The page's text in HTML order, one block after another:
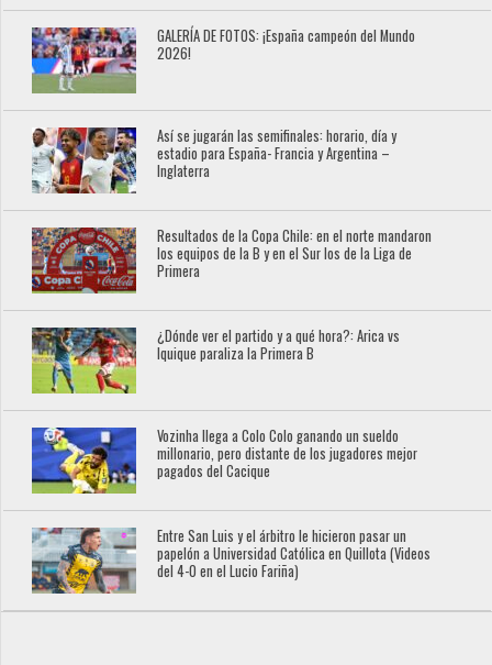
GALERÍA DE FOTOS: ¡España campeón del Mundo
2026!
Así se jugarán las semifinales: horario, día y
estadio para España- Francia y Argentina –
Inglaterra
Resultados de la Copa Chile: en el norte mandaron
los equipos de la B y en el Sur los de la Liga de
Primera
¿Dónde ver el partido y a qué hora?: Arica vs
Iquique paraliza la Primera B
Vozinha llega a Colo Colo ganando un sueldo
millonario, pero distante de los jugadores mejor
pagados del Cacique
Entre San Luis y el árbitro le hicieron pasar un
papelón a Universidad Católica en Quillota (Videos
del 4-0 en el Lucio Fariña)